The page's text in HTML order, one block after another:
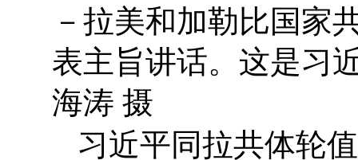
－拉美和加勒比国家
表主旨讲话。这是习
海涛 摄
习近平同拉共体轮